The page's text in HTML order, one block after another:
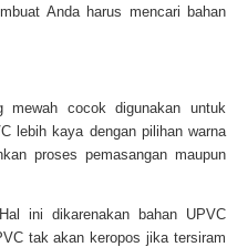
Anda harus mencari bahan
mewah cocok digunakan untuk
lebih kaya dengan pilihan warna
proses pemasangan maupun
ini dikarenakan bahan UPVC
tak akan keropos jika tersiram